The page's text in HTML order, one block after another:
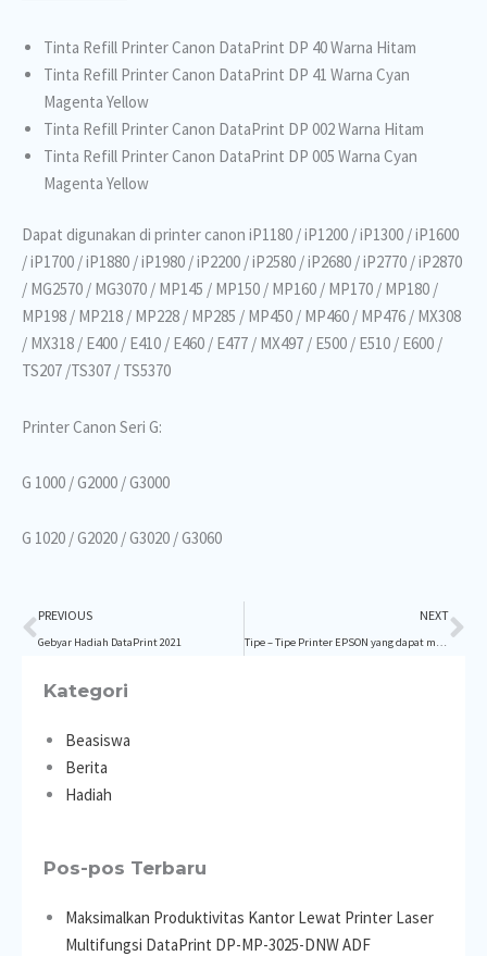
Tinta Refill Printer Canon DataPrint DP 40 Warna Hitam
Tinta Refill Printer Canon DataPrint DP 41 Warna Cyan
Magenta Yellow
Tinta Refill Printer Canon DataPrint DP 002 Warna Hitam
Tinta Refill Printer Canon DataPrint DP 005 Warna Cyan
Magenta Yellow
Dapat digunakan di printer canon iP1180 / iP1200 / iP1300 / iP1600
/ iP1700 / iP1880 / iP1980 / iP2200 / iP2580 / iP2680 / iP2770 / iP2870
/ MG2570 / MG3070 / MP145 / MP150 / MP160 / MP170 / MP180 /
MP198 / MP218 / MP228 / MP285 / MP450 / MP460 / MP476 / MX308
/ MX318 / E400 / E410 / E460 / E477 / MX497 / E500 / E510 / E600 /
TS207 /TS307 / TS5370
Printer Canon Seri G:
G 1000 / G2000 / G3000
G 1020 / G2020 / G3020 / G3060
Prev
PREVIOUS
Gebyar Hadiah DataPrint 2021
NEXT
Tipe – Tipe Printer EPSON yang dapat menggunakan tinta refill DataPrint
Kategori
Beasiswa
Berita
Hadiah
Pos-pos Terbaru
Maksimalkan Produktivitas Kantor Lewat Printer Laser
Multifungsi DataPrint DP-MP-3025-DNW ADF